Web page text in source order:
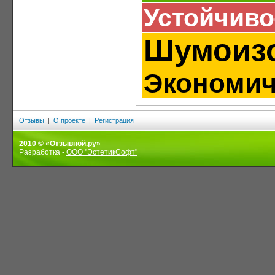
Отзывы | О проекте | Регистрация
2010 © «Отзывной.ру»
Разработка - ООО "ЭстетикСофт"